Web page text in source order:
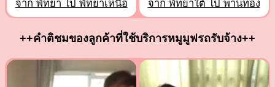
จาก พัทยา ไป พัทยาเหนือ
จาก พัทยาใต้ ไป พานทอง
++คำติชมของลูกค้าที่ใช้บริการหมูมูฟรถรับจ้าง++